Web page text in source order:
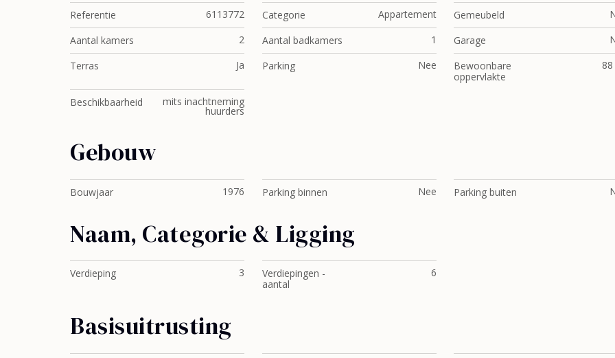
Referentie 6113772 Categorie Appartement Gemeubeld
Aantal kamers
2 Aantal badkamers 1 Garage
Terras
Ja Parking Nee
Bewoonbare
oppervlakte
88
Beschikbaarheid mits inachtneming
huurders
Gebouw
Bouwjaar 1976 Parking binnen Nee Parking buiten
Naam, Categorie & Ligging
Verdieping 3
Verdiepingen -
aantal
6
Basisuitrusting